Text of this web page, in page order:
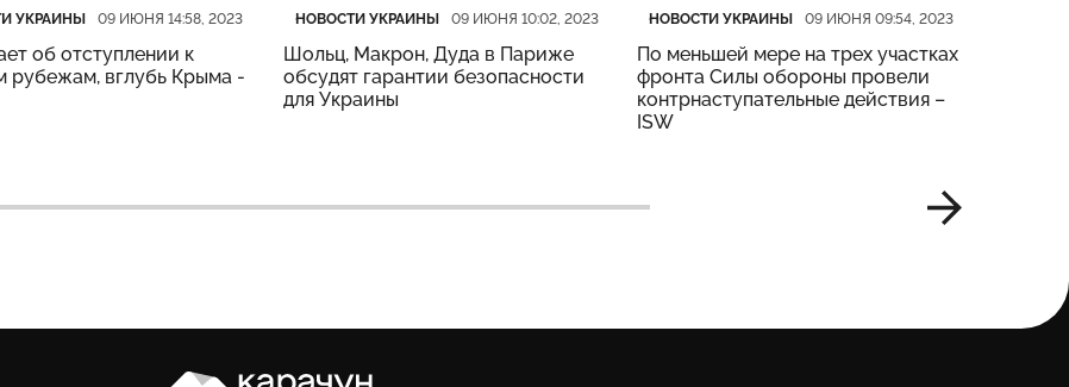
УКРАИНЫ 09 ИЮНЯ 14:58, 2023
об отступлении к
рубежам, вглубь Крыма -
Категория
НОВОСТИ УКРАИНЫ
Дата публикации 09 ИЮНЯ 10:02, 2023
Шольц, Макрон, Дуда в Париже
обсудят гарантии безопасности
для Украины
Категория
НОВОСТИ УКРАИНЫ
Дата публикации 09 ИЮНЯ 09:54, 2023
По меньшей мере на трех участках
фронта Силы обороны провели
контрнаступательные действия –
ISW
Карачун